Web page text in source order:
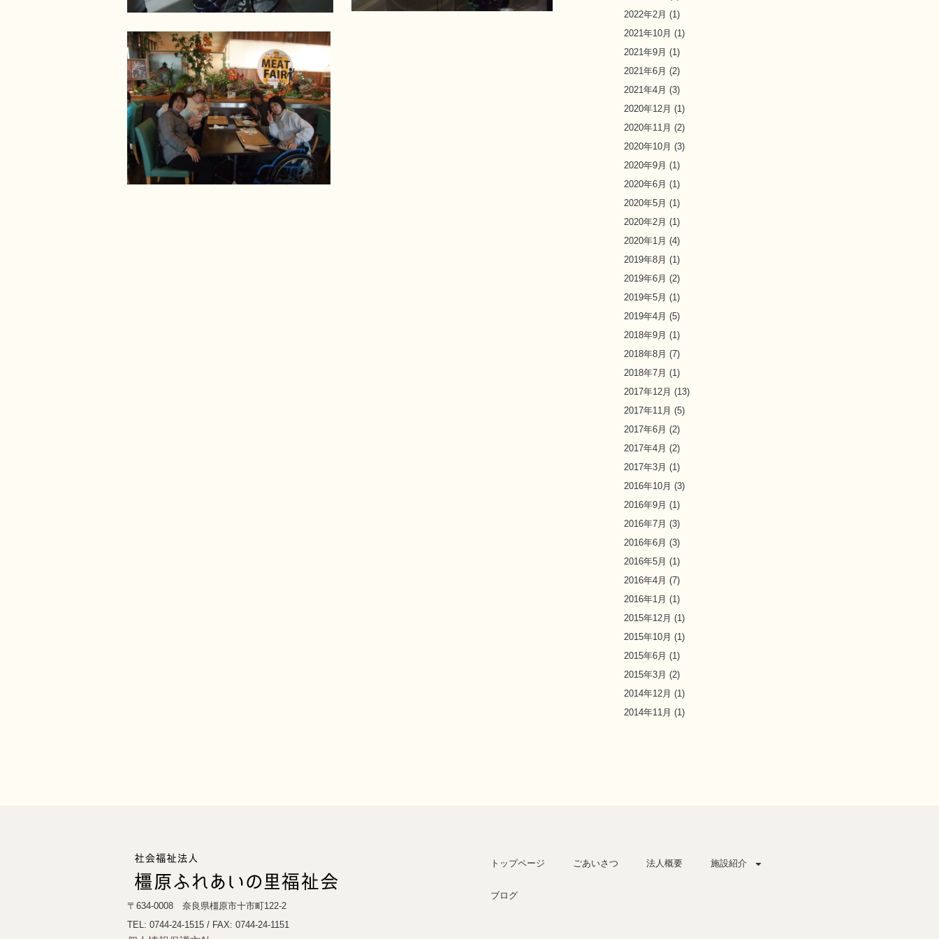
2022年2月 (1)
2021年10月 (1)
2021年9月 (1)
2021年6月 (2)
2021年4月 (3)
2020年12月 (1)
2020年11月 (2)
2020年10月 (3)
2020年9月 (1)
2020年6月 (1)
2020年5月 (1)
2020年2月 (1)
2020年1月 (4)
2019年8月 (1)
2019年6月 (2)
2019年5月 (1)
2019年4月 (5)
2018年9月 (1)
2018年8月 (7)
2018年7月 (1)
2017年12月 (13)
2017年11月 (5)
2017年6月 (2)
2017年4月 (2)
2017年3月 (1)
2016年10月 (3)
2016年9月 (1)
2016年7月 (3)
2016年6月 (3)
2016年5月 (1)
2016年4月 (7)
2016年1月 (1)
2015年12月 (1)
2015年10月 (1)
2015年6月 (1)
2015年3月 (2)
2014年12月 (1)
2014年11月 (1)
〒634-0008 奈良県橿原市十市町122-2
TEL: 0744-24-1515 / FAX: 0744-24-1151
トップページ ごあいさつ 法人概要 施設紹介
ブログ